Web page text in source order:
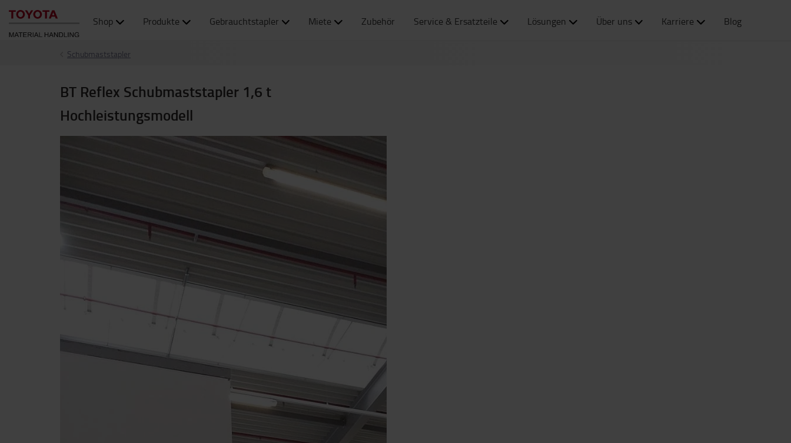
Shop Produkte Gebrauchtstapler Miete Zubehör Service & Ersatzteile Lösungen Über uns Karriere Blog
Schubmaststapler
BT Reflex Schubmaststapler 1,6 t
Hochleistungsmodell